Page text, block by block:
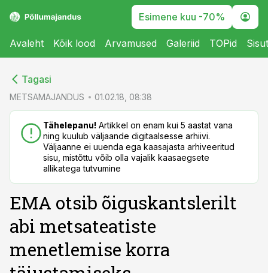
Esimene kuu -70%
Avaleht Kõik lood Arvamused Galeriid TOPid
Tagasi
METSAMAJANDUS 01.02.18, 08:38
Tähelepanu! Artikkel on enam kui 5 aastat vana
ning kuulub väljaande digitaalsesse arhiivi.
Väljaanne ei uuenda ega kaasajasta arhiveeritud
sisu, mistõttu võib olla vajalik kaasaegsete
allikatega tutvumine
EMA otsib õiguskantslerilt
abi metsateatiste
menetlemise korra